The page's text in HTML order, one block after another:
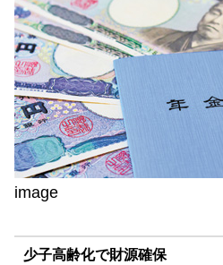
image
少子高齢化で財源確保